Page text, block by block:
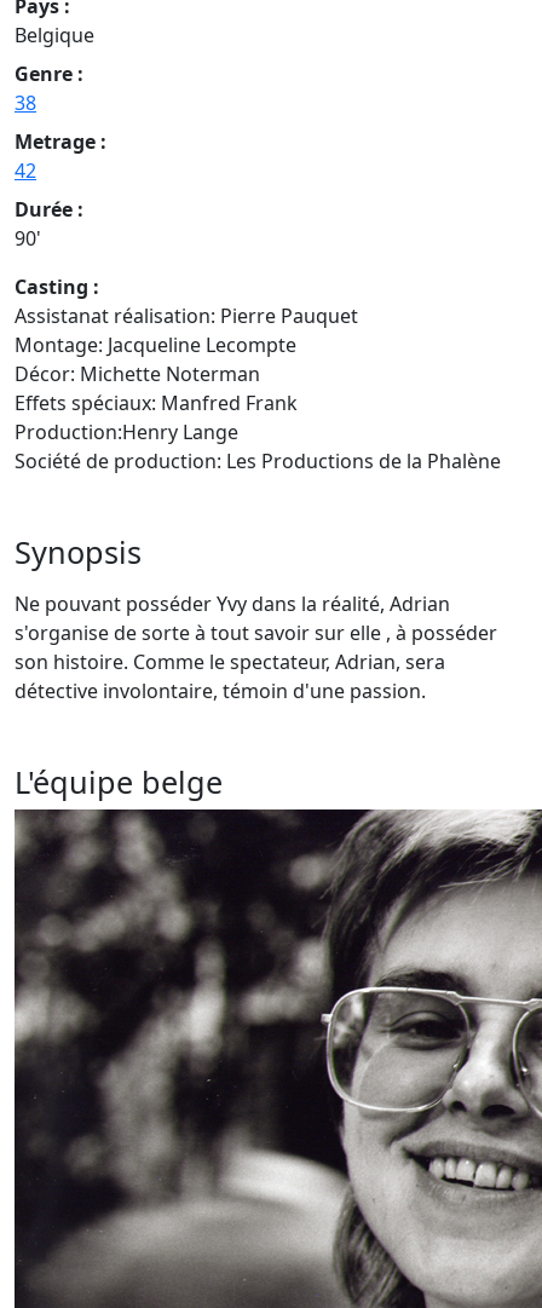
Pays :
Belgique
Genre :
38
Metrage :
42
Durée :
90'
Casting :
Assistanat réalisation: Pierre Pauquet
Montage: Jacqueline Lecompte
Décor: Michette Noterman
Effets spéciaux: Manfred Frank
Production:Henry Lange
Société de production: Les Productions de la Phalène
Synopsis
Ne pouvant posséder Yvy dans la réalité, Adrian
s'organise de sorte à tout savoir sur elle , à posséder
son histoire. Comme le spectateur, Adrian, sera
détective involontaire, témoin d'une passion.
L'équipe belge